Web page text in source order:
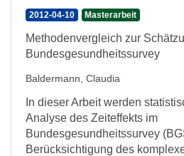
2012-04-10 Masterarbeit
Methodenvergleich zur
Bundesgesundheitssurvey
Baldermann, Claudia
In dieser Arbeit werden
Analyse des Zeiteffekts im
Bundesgesundheitssurvey
Berücksichtigung des